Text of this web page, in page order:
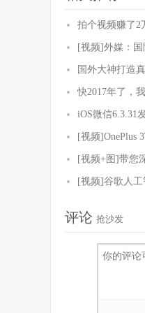
拍个视频赚了2
[视频]外媒：
国外大神打造
快2017年了，
iOS微信6.3.31
[视频]OnePlus
[视频+图]带您
[视频]谷歌人
评论 抢沙发